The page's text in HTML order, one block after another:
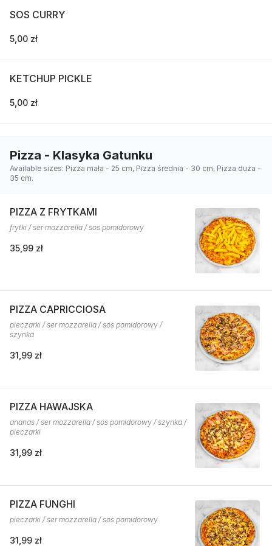
SOS CURRY
5,00 zł
KETCHUP PICKLE
5,00 zł
Pizza - Klasyka Gatunku
Available sizes: Pizza mała - 25 cm, Pizza średnia - 30 cm, Pizza duża -
35 cm.
PIZZA Z FRYTKAMI
frytki / ser mozzarella / sos pomidorowy
35,99 zł
PIZZA CAPRICCIOSA
pieczarki / ser mozzarella / sos pomidorowy /
szynka
31,99 zł
PIZZA HAWAJSKA
ananas / ser mozzarella / sos pomidorowy / szynka /
pieczarki
31,99 zł
PIZZA FUNGHI
pieczarki / ser mozzarella / sos pomidorowy
31,99 zł